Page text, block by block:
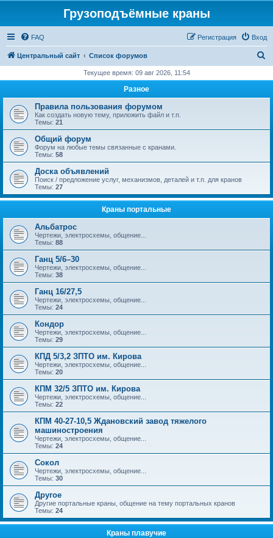
Грузоподъёмные краны
FAQ Вход
Регистрация
Центральный сайт Список форумов
с
Текущее время: 09 авг 2026, 11:54
Разное
Правила пользования форумом
Как создать новую тему, приложить файл и т.п.
Темы: 21
Общий форум
Форум на любые темы связанные с кранами.
Темы: 58
Доска объявлений
Поиск / предложение услуг, механизмов, деталей и т.п. для кранов
Темы: 27
Краны портальные
Альбатрос
Чертежи, электросхемы, общение...
Темы: 88
Ганц 5/6–30
Чертежи, электросхемы, общение...
Темы: 38
Ганц 16/27,5
Чертежи, электросхемы, общение...
Темы: 24
Кондор
Чертежи, электросхемы, общение...
Темы: 29
КПД 5/3,2 ЗПТО им. Кирова
Чертежи, электросхемы, общение...
Темы: 20
КПМ 32/5 ЗПТО им. Кирова
Чертежи, электросхемы, общение...
Темы: 22
КПМ 40-27-10,5 Ждановский завод тяжелого
машиностроения
Чертежи, электросхемы, общение...
Темы: 24
Сокол
Чертежи, электросхемы, общение...
Темы: 30
Другое
Другие портальные краны, общение на тему портальных кранов
Темы: 24
Краны плавучие